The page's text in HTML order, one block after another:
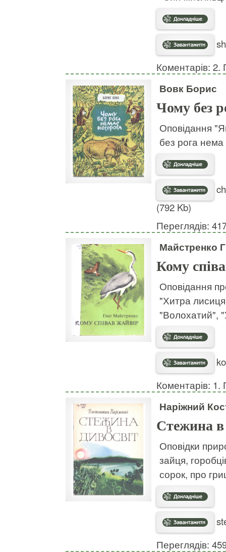
Коментарів: 2.
Вовк Борис
Чому без
Оповідання
без рога
(792 Kb)
Переглядів:
Майстренко
Кому
Оповідання
"Хитра
"Волохатий",
Коментарів: 1.
Наріжний
Стежина в
Оповідки
зайця,
сорок, про
Переглядів: